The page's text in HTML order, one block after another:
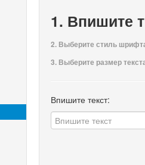
1. Впишите
2. Выберите стиль
3. Выберите размер
Впишите текст: